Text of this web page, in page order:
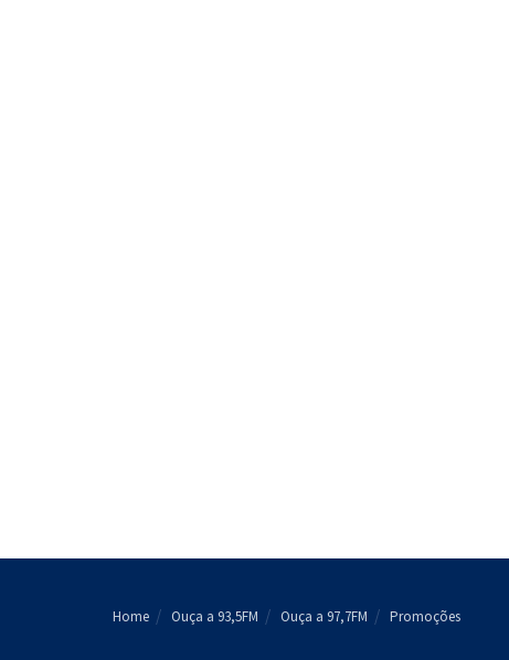
Home Ouça a 93,5FM Ouça a 97,7FM Promoções